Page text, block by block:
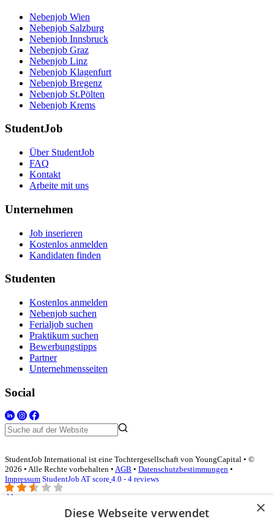
Nebenjob Wien
Nebenjob Salzburg
Nebenjob Innsbruck
Nebenjob Graz
Nebenjob Linz
Nebenjob Klagenfurt
Nebenjob Bregenz
Nebenjob St.Pölten
Nebenjob Krems
StudentJob
Über StudentJob
FAQ
Kontakt
Arbeite mit uns
Unternehmen
Job inserieren
Kostenlos anmelden
Kandidaten finden
Studenten
Kostenlos anmelden
Nebenjob suchen
Ferialjob suchen
Praktikum suchen
Bewerbungstipps
Partner
Unternehmensseiten
Social
StudentJob International ist eine Tochtergesellschaft von YoungCapital • ©
2026 • Alle Rechte vorbehalten • AGB • Datenschutzbestimmungen •
Impressum StudentJob AT score 4.0 - 4 reviews
×
Diese Webseite verwendet